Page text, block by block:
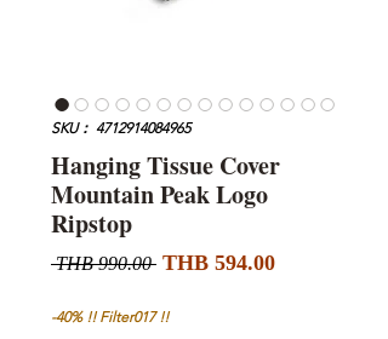
SKU： 4712914084965
Hanging Tissue Cover
Mountain Peak Logo
Ripstop
THB 990.00 通
価
THB 594.00セ
-40% !! Filter017 !!